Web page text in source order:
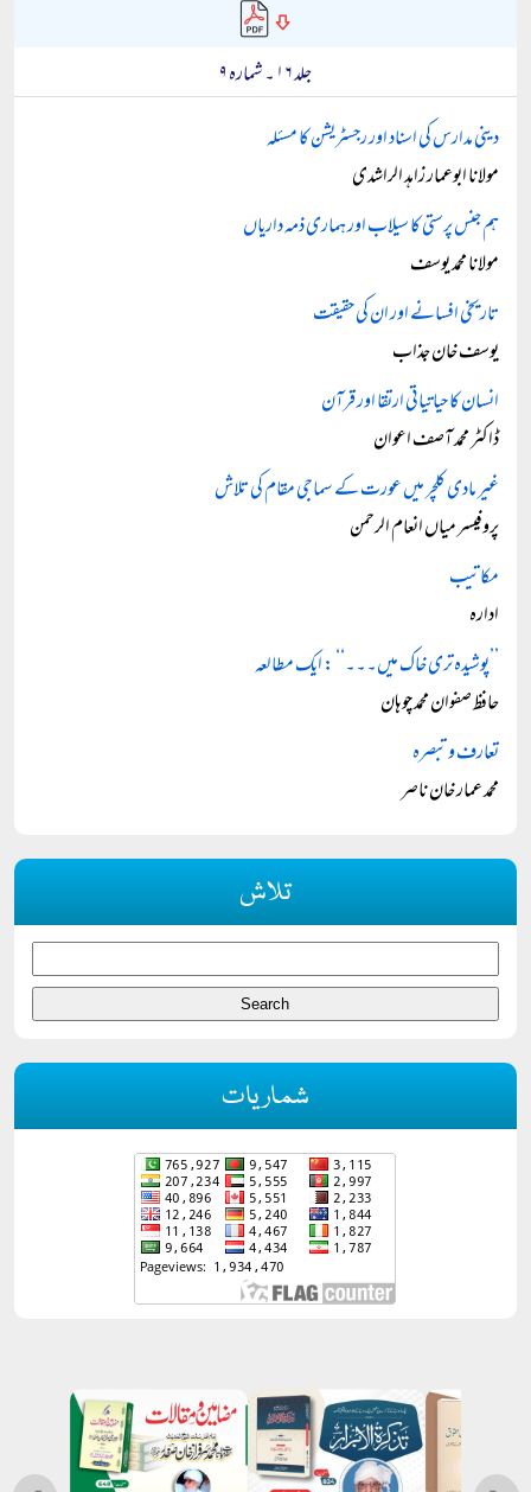
جلد ۱۶ ۔ شمارہ ۹
دینی مدارس کی اسناد اور رجسٹریشن کا مسئلہ
مولانا ابوعمار زاہد الراشدی
ہم جنس پرستی کا سیلاب اور ہماری ذمہ داریاں
مولانا محمد یوسف
تاریخی افسانے اور ان کی حقیقت
یوسف خان جذاب
انسان کا حیاتیاتی ارتقا اور قرآن
ڈاکٹر محمد آصف اعوان
غیر مادی کلچر میں عورت کے سماجی مقام کی تلاش
پروفیسر میاں انعام الرحمن
مکاتیب
ادارہ
’’پوشیدہ تری خاک میں۔۔۔‘‘ : ایک مطالعہ
حافظ صفوان محمد چوہان
تعارف و تبصرہ
محمد عمار خان ناصر
تلاش
شماریات